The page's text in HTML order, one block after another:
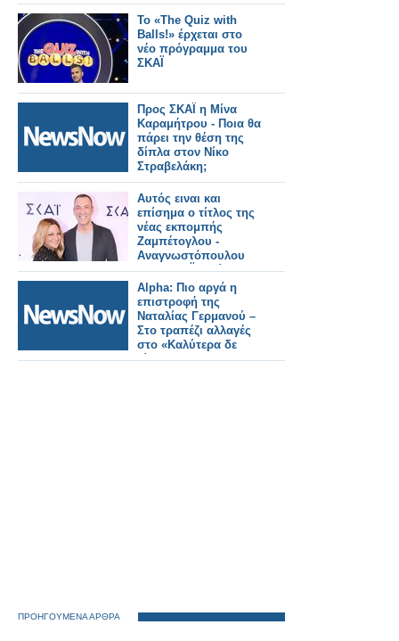
Το «The Quiz with
Balls!» έρχεται στο
νέο πρόγραμμα του
ΣΚΑΪ
Προς ΣΚΑΪ η Μίνα
Καραμήτρου - Ποια θα
πάρει την θέση της
δίπλα στον Νίκο
Στραβελάκη;
Αυτός ειναι και
επίσημα ο τίτλος της
νέας εκπομπής
Ζαμπέτογλου -
Αναγνωστόπουλου
στον ΣΚΑΪ - Δείτε το
τρειλερ
Alpha: Πιο αργά η
επιστροφή της
Ναταλίας Γερμανού –
Στο τραπέζι αλλαγές
στο «Καλύτερα δε
γίνεται»
ΠΡΟΗΓΟΥΜΕΝΑ ΑΡΘΡΑ